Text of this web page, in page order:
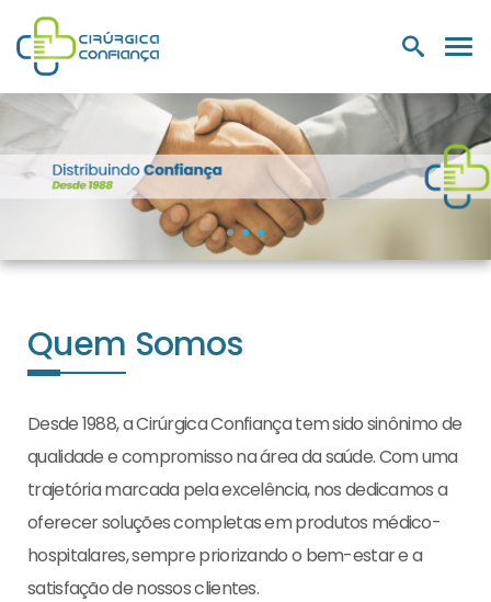
LABORATÓRIOS SUPLEMENTOS
Quem Somos
Desde 1988, a Cirúrgica Confiança tem sido sinônimo de
qualidade e compromisso na área da saúde. Com uma
trajetória marcada pela excelência, nos dedicamos a
oferecer soluções completas em produtos médico-
hospitalares, sempre priorizando o bem-estar e a
satisfação de nossos clientes.